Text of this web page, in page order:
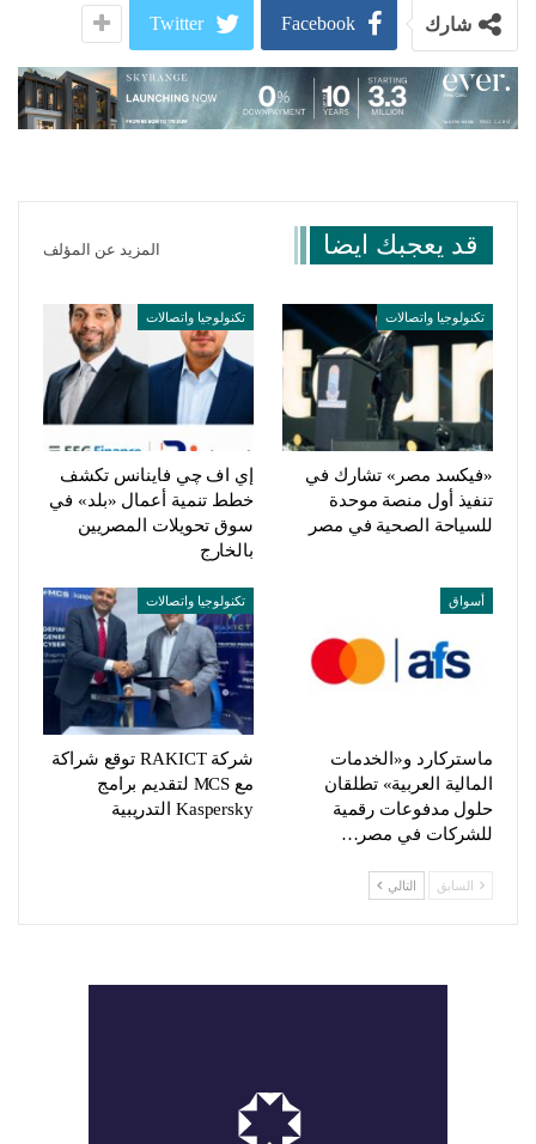
شارك Facebook
Twitter
قد يعجبك ايضا المزيد عن المؤلف
تكنولوجيا واتصالات
«فيكسد مصر» تشارك في
تنفيذ أول منصة موحدة
للسياحة الصحية في مصر
تكنولوجيا واتصالات
إي اف چي فاينانس تكشف
خطط تنمية أعمال «بلد» في
سوق تحويلات المصريين
بالخارج
أسواق
ماستركارد و«الخدمات
المالية العربية» تطلقان
حلول مدفوعات رقمية
للشركات في مصر…
تكنولوجيا واتصالات
شركة RAKICT توقع شراكة
مع MCS لتقديم برامج
Kaspersky التدريبية
السابق التالي